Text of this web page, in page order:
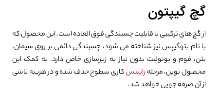
گچ گیپتون
از گچ های ترکیبی با قابلیت چسبندگی فوق العاده است. این محصول که
با نام بتوگیپس نیز شناخته می شود، چسبندگی دائمی بر روی سیمان،
بتن، فوم و یونولیت بدون نیاز به زیرسازی خاص دارد. به کمک این
محصول نوین، مرحله رابیتسکاری سطوح حذف شده و در هزینه ناشی
از آن صرفه جویی خواهد شد.